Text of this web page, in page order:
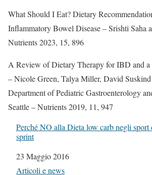
What Should I Eat? Dietary
Inflammatory Bowel Disease – Srishti Saha
Nutrients 2023, 15, 896
A Review of Dietary Therapy for IBD and
– Nicole Green, Talya Miller, David
Department of Pediatric Gastroenterology
Seattle – Nutrients 2019, 11, 947
Perché NO alla Dieta low carb negli sport
sprint
Data
23 Maggio 2016
In relazione a
Articoli e news